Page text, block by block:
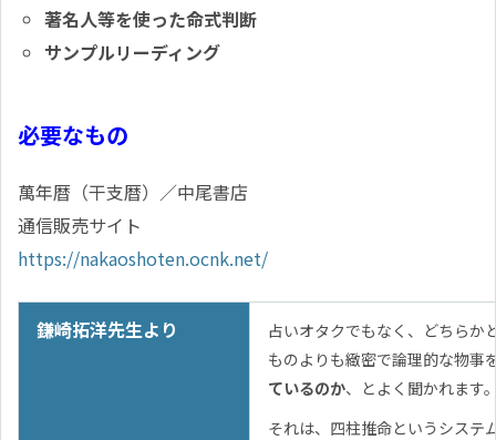
著名人等を使った命式判断
サンプルリーディング
必要なもの
萬年暦（干支暦）／中尾書店
通信販売サイト
https://nakaoshoten.ocnk.net/
鎌崎拓洋先生より
占いオタクでもなく、どちらか
ものよりも緻密で論理的な物事
ているのか、とよく聞かれます
それは、四柱推命というシステ